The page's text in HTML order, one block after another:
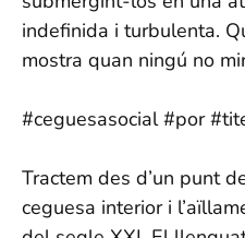
indefinida i turbulenta.
mostra quan ningú no
#ceguesasocial #por
Tractem des d’un punt
ceguesa interior i